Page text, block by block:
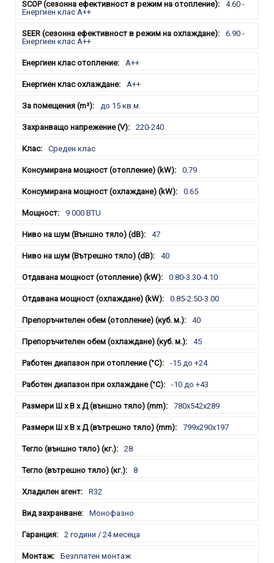
4.60 -
Енергиен клас А++
6.90 -
Енергиен клас А++
A++
A++
до 15 кв.м.
220-240
Среден клас
0.79
0.65
9 000 BTU
47
40
0.80-3.30-4.10
0.85-2.50-3.00
40
45
-15 до +24
-10 до +43
780х542х289
799х290х197
28
8
R32
Монофазно
2 години / 24 месеца
Безплатен монтаж